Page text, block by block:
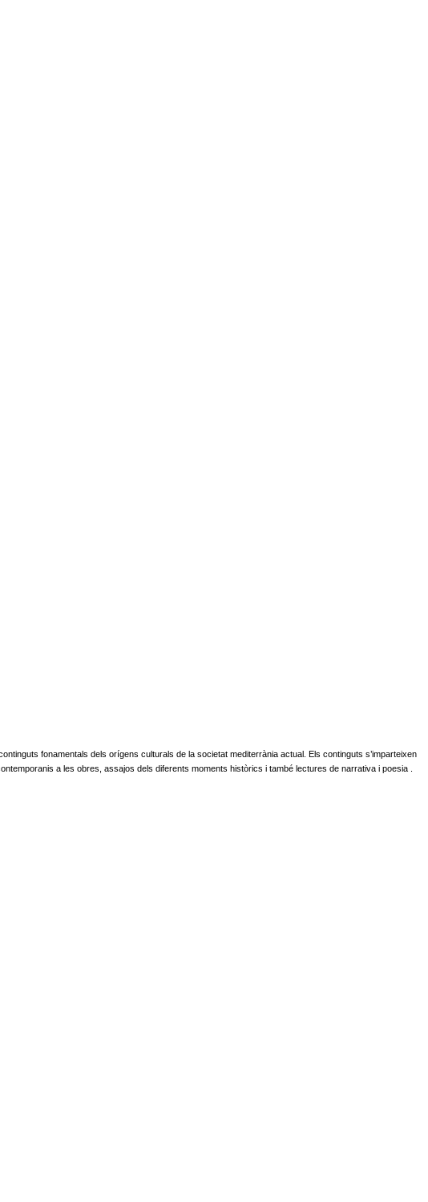
fonamentals dels orígens culturals de la societat mediterrània actual. Els continguts s’imparteixen
a les obres, assajos dels diferents moments històrics i també lectures de narrativa i poesia .